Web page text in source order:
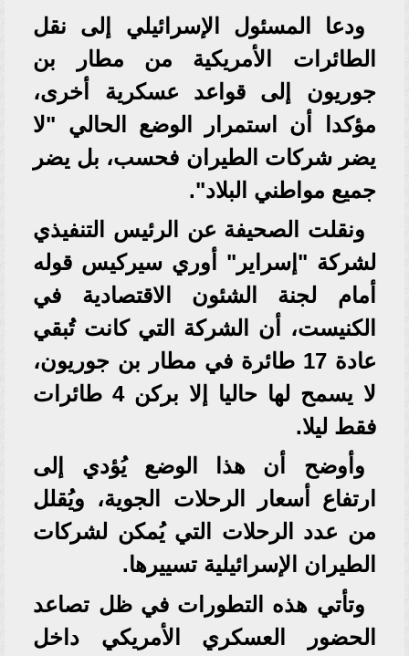
ودعا المسئول الإسرائيلي إلى نقل
الطائرات الأمريكية من مطار بن
جوريون إلى قواعد عسكرية أخرى،
مؤكدا أن استمرار الوضع الحالي "لا
يضر شركات الطيران فحسب، بل يضر
جميع مواطني البلاد".
ونقلت الصحيفة عن الرئيس التنفيذي
لشركة "إسراير" أوري سيركيس قوله
أمام لجنة الشئون الاقتصادية في
الكنيست، أن الشركة التي كانت تُبقي
عادة 17 طائرة في مطار بن جوريون،
لا يسمح لها حاليا إلا بركن 4 طائرات
فقط ليلا.
وأوضح أن هذا الوضع يُؤدي إلى
ارتفاع أسعار الرحلات الجوية، ويُقلل
من عدد الرحلات التي يُمكن لشركات
الطيران الإسرائيلية تسييرها.
وتأتي هذه التطورات في ظل تصاعد
الحضور العسكري الأمريكي داخل